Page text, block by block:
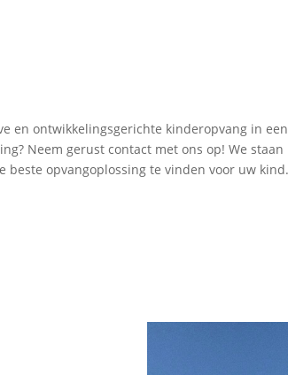
en ontwikkelingsgerichte kinderopvang in
Neem gerust contact met ons op! We
beste opvangoplossing te vinden voor uw kind.